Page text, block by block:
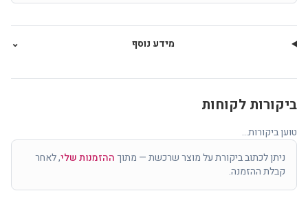
מידע נוסף ⌄
ביקורות לקוחות
טוען ביקורות...
ניתן לכתוב ביקורת על מוצר שרכשת — מתוךההזמנות שלי, לאחר
קבלת ההזמנה.